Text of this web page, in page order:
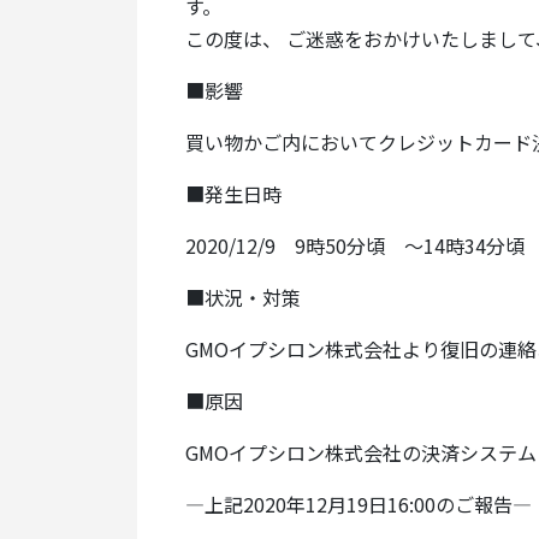
す。
この度は、 ご迷惑をおかけいたしまし
■影響
買い物かご内においてクレジットカー
■発生日時
2020/12/9 9時50分頃 ～14時34分頃
■状況・対策
GMOイプシロン株式会社より復旧の連
■原因
GMOイプシロン株式会社の決済システ
—上記2020年12月19日16:00のご報告—